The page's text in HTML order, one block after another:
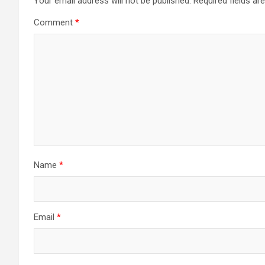
Comment *
Name *
Email *